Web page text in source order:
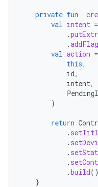
private fun
val intent =
.
.
val action =
this,
id,
intent,
)
return
.
.
.
.
.build()
}